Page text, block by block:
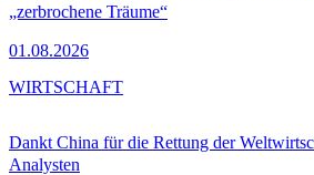
„zerbrochene Träume“
01.08.2026
Dankt China für die Rettung der
Analysten
WIRTSCHAFT